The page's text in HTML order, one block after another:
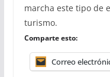
marcha este tipo de
turismo.
Comparte esto:
Correo